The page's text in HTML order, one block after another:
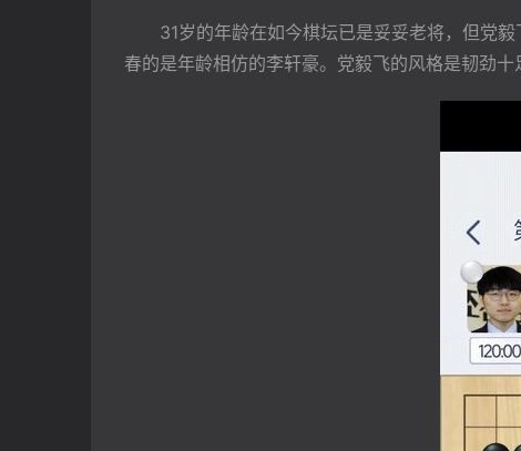
31岁的年龄在如今棋坛已是妥妥老将，但党毅
春的是年龄相仿的李轩豪。党毅飞的风格是韧劲